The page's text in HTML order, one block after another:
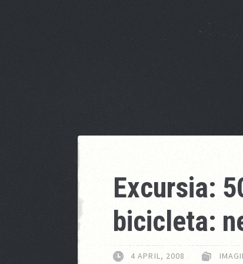
Excursia:
bicicleta:
4 APRIL, 2008